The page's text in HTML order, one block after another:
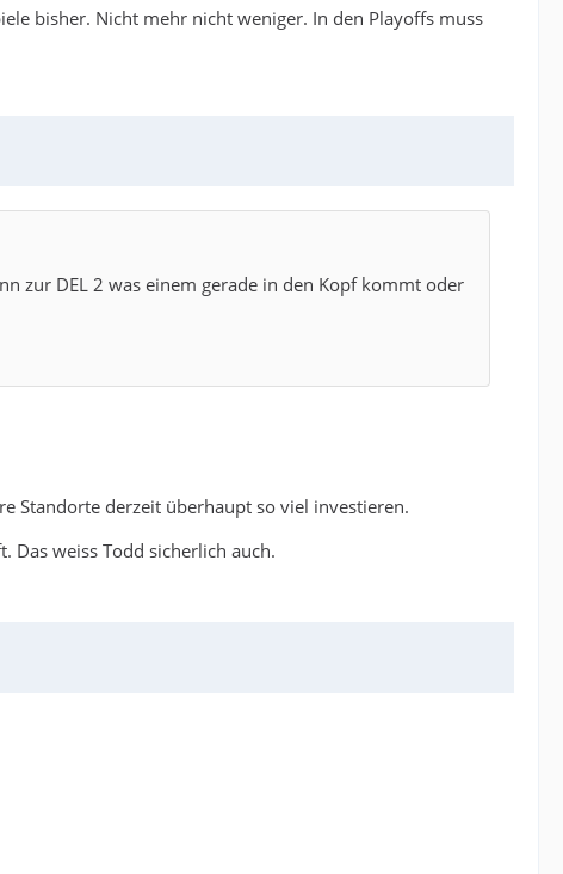
bisher. Nicht mehr nicht weniger. In den Playoffs muss
zur DEL 2 was einem gerade in den Kopf kommt oder
Standorte derzeit überhaupt so viel investieren.
Das weiss Todd sicherlich auch.